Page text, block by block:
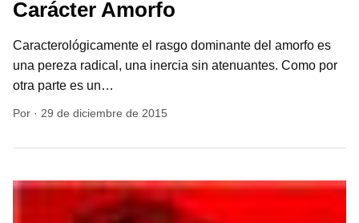
Carácter Amorfo
Caracterológicamente el rasgo dominante del amorfo es
una pereza radical, una inercia sin atenuantes. Como por
otra parte es un…
Por · 29 de diciembre de 2015